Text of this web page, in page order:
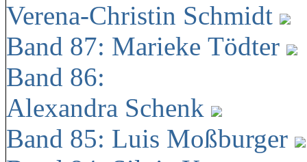
Verena-Christin Schmidt
Band 87: Marieke Tödter
Band 86:
Alexandra Schenk
Band 85: Luis Moßburger